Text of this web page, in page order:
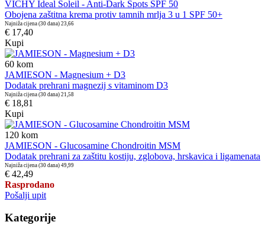
VICHY Ideal Soleil - Anti-Dark Spots SPF 50
Obojena zaštitna krema protiv tamnih mrlja 3 u 1 SPF 50+
Najniža cijena (30 dana) 23,66
€ 17,40
Kupi
60 kom
JAMIESON - Magnesium + D3
Dodatak prehrani magnezij s vitaminom D3
Najniža cijena (30 dana) 21,58
€ 18,81
Kupi
120 kom
JAMIESON - Glucosamine Chondroitin MSM
Dodatak prehrani za zaštitu kostiju, zglobova, hrskavica i ligamenata
Najniža cijena (30 dana) 49,99
€ 42,49
Rasprodano
Pošalji upit
Kategorije